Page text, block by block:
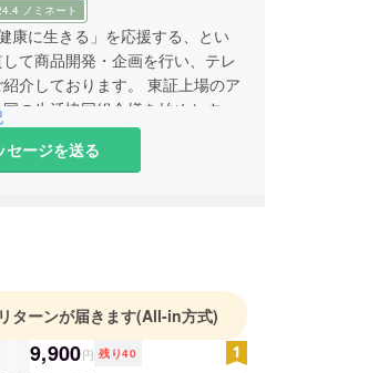
ノミネート
康に生きる」を応援する、とい
て商品開発・企画を行い、テレ
介しております。 東証上場のア
の生活協同組合様を始めとする
お客様の声を元に、お客様が求
うに日々活動を行っておりま
セージを送る
ターンが届きます(All-in方式)
9,900円 残り40